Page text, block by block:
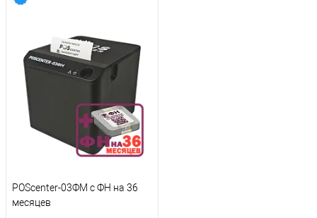
POScenter-03ФM с ФН на 36
месяцев